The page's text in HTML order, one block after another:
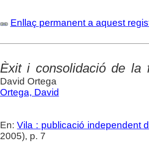
Enllaç permanent a aquest
Èxit i consolidació de la
David Ortega
Ortega, David
En:Vila : publicació independent
2005), p. 7